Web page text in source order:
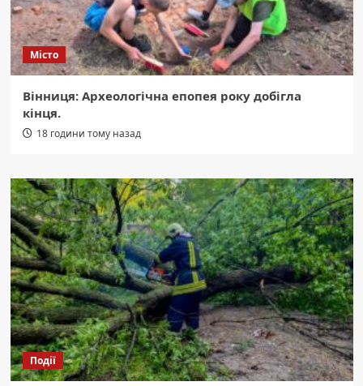
Місто
Вінниця: Археологічна епопея року добігла
кінця.
18 години тому назад
Події